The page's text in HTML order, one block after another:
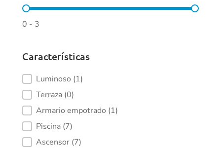
Aseos
0 - 3
Características
Características
Luminoso (1)
Terraza (0)
Armario empotrado (1)
Piscina (7)
Ascensor (7)